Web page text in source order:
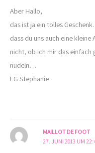
Aber Hallo,
das ist ja ein tolles
dass du uns auch eine
nicht, ob ich mir das
nudeln…
LG Stephanie
MAILLOT DE FOOT
27. JUNI 2013 UM